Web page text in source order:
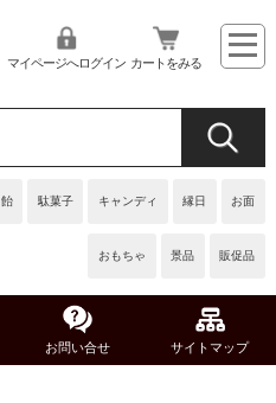
飴 駄菓子 キャンディ 縁日 お面
おもちゃ 景品 販促品
マイページへログイン カートをみる
お問い合せ サイトマップ